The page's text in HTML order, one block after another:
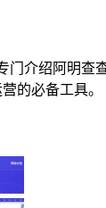
门介绍阿明
的必备工具。